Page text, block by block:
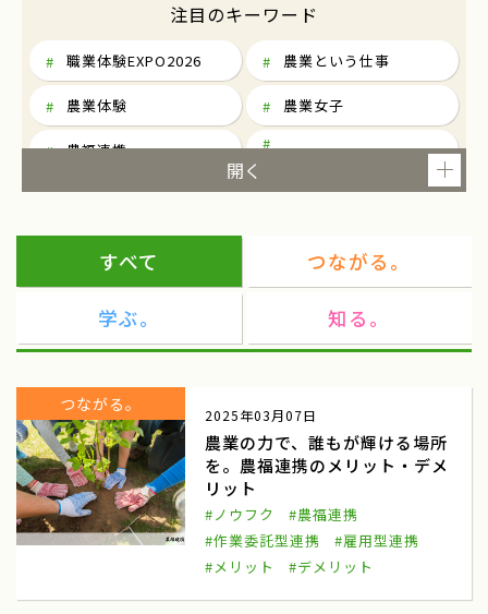
注目のキーワード
職業体験EXPO2026 農業という仕事
農業体験 農業女子
農福連携
東京 就農
ツアー
農泊 観光
民俗芸能 民俗芸能と農村生活を考える
都市農業 マルシェ
ワークショップ 東北
商談会 ねばりっこ
ねばりっこ収穫体験
鳥取中央 雪中キャベツ
すべて つながる。
学ぶ。 知る。
つながる。
2025年03月07日
農業の力で、誰もが輝ける場所
を。農福連携のメリット・デメ
リット
#ノウフク
#農福連携
#作業委託型連携
#雇用型連携
#メリット
#デメリット